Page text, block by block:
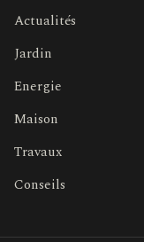
Actualités
Jardin
Energie
Maison
Travaux
Conseils